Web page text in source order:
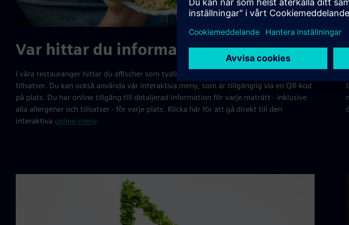
Var hittar du informationen
I våra restauranger hittar du affischer som tydligt definierar alla allergener och
tillsatser. Du kan också använda vår interaktiva meny, som är tillgänglig via en QR-kod
på plats. Du har online tillgång till detaljerad information för varje maträtt - inklusive
alla allergener och tillsatser - för varje plats. Klicka här för att gå direkt till den
interaktiva online-meny